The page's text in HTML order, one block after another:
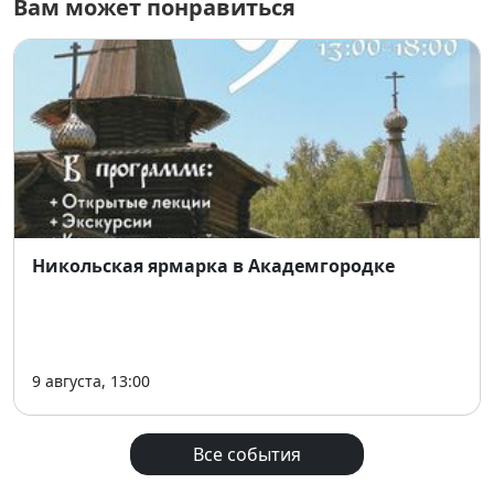
Судьи голосуют водой, которая фиксируется в
протоколе.
Программа дня включает:
Авторские банные шоу от лучших мастеров
Сибири.
Выступления музыкальных коллективов и
приглашенных артистов.
Интерактивы от ведущего и DJ-сеты для
📅 Дата:28 февраля 2026
📍Место:г. Бердск, Речкуновская зона отдыха, 7,
10:30 — 20:30
Вам может понравиться
Никольская ярмарка в Академгородке
9 августа, 13:00
Все события